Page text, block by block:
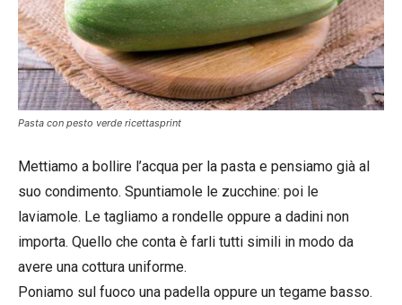
Pasta con pesto verde ricettasprint
Mettiamo a bollire l’acqua per la pasta e pensiamo già al
suo condimento. Spuntiamole le zucchine: poi le
laviamole. Le tagliamo a rondelle oppure a dadini non
importa. Quello che conta è farli tutti simili in modo da
avere una cottura uniforme.
Poniamo sul fuoco una padella oppure un tegame basso.